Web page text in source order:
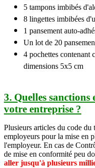
5 tampons imbibés
8 lingettes imbibées
1 pansement auto-
Un lot de 20
4 pochettes contenant
dimensions 5x5 cm
3. Quelles sanctions
votre entreprise ?
Plusieurs articles du code
employeurs pour la mise en
l'employeur. En cas de
de mise en conformité peu
aller jusqu'à plusieurs